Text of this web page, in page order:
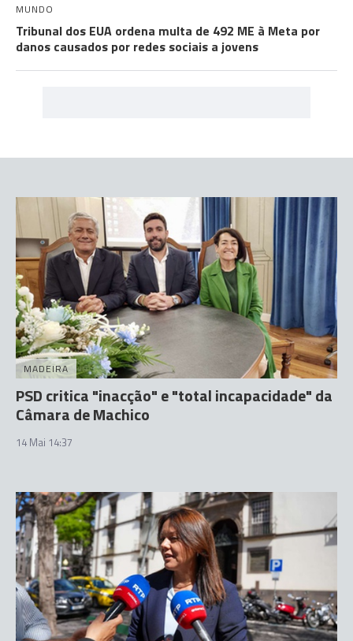
MUNDO
Tribunal dos EUA ordena multa de 492 ME à Meta por
danos causados por redes sociais a jovens
MADEIRA
PSD critica "inacção" e "total incapacidade" da
Câmara de Machico
14 Mai 14:37